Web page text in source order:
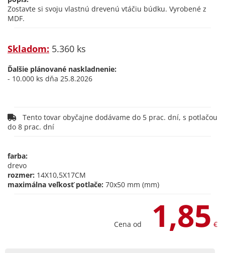
Zostavte si svoju vlastnú drevenú vtáčiu búdku. Vyrobené z
MDF.
Skladom: 5.360 ks
Ďalšie plánované naskladnenie:
- 10.000 ks dňa 25.8.2026
Tento tovar obyčajne dodávame do 5 prac. dní, s potlačou
do 8 prac. dní
farba:
drevo
rozmer: 14X10,5X17CM
maximálna veľkosť potlače: 70x50 mm (mm)
Cena od 1,85 €